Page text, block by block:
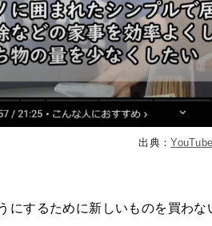
出典：YouTube
にするために新しいものを買わ